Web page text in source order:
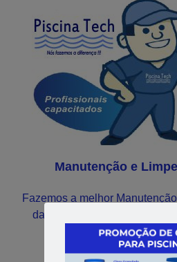
Manutenção e
Fazemos a melhor
da Região para todos os
aqui!